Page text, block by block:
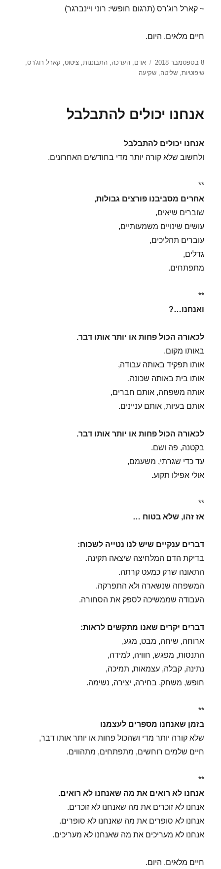
~ קארל רוג'רס (תרגום חופשי: רוני ויינברגר)
חיים מלאים. היום.
פורסם
בתאריך
8 בספטמבר 2018 תגיות
אדם,הערכה,התבוננות,ציטוט, קארל רוג'רס,
שיפוטיות,שליטה,שקיעה
אנחנו יכולים להתבלבל
אנחנו יכולים להתבלבל
ולחשוב שלא קורה יותר מדי בחודשים האחרונים.
**
אחרים מסביבנו פורצים גבולות,
שוברים שיאים,
עושים שינויים משמעותיים,
עוברים תהליכים,
גדלים,
מתפתחים.
**
ואנחנו…?
לכאורה הכול פחות או יותר אותו דבר.
באותו מקום.
אותו תפקיד באותה עבודה,
אותו בית באותה שכונה,
אותה משפחה, אותם חברים,
אותם בעיות, אותם עניינים.
לכאורה הכול פחות או יותר אותו דבר.
בקטנה, פה ושם.
עד כדי שגרתי, משעמם,
אולי אפילו תקוע.
**
אז זהו, שלא בטוח …
דברים ענקיים שיש לנו נטייה לשכוח:
בדיקת הדם המלחיצה שיצאה תקינה.
התאונה שרק כמעט קרתה.
המשפחה שנשארה ולא התפרקה.
העבודה שממשיכה לספק את הסחורה.
דברים יקרים שאנו מתקשים לראות:
ארוחה, שיחה, מבט, מגע,
התנסות, מפגש, חוויה, למידה,
נתינה, קבלה, עצמאות, תמיכה,
חופש, משחק, בחירה, יצירה, נשימה.
**
בזמן שאנחנו מספרים לעצמנו
שלא קורה יותר מדי ושהכול פחות או יותר אותו דבר,
חיים שלמים רוחשים, מתפתחים, מתהווים.
**
אנחנו לא רואים את מה שאנחנו לא רואים.
אנחנו לא זוכרים את מה שאנחנו לא זוכרים.
אנחנו לא סופרים את מה שאנחנו לא סופרים.
אנחנו לא מעריכים את מה שאנחנו לא מעריכים.
חיים מלאים. היום.